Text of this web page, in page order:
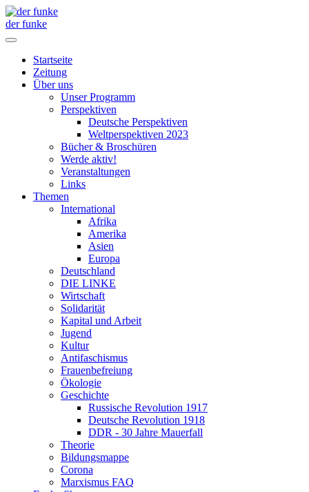
der funke
Startseite
Zeitung
Über uns
Unser Programm
Perspektiven
Deutsche Perspektiven
Weltperspektiven 2023
Bücher & Broschüren
Werde aktiv!
Veranstaltungen
Links
Themen
International
Afrika
Amerika
Asien
Europa
Deutschland
DIE LINKE
Wirtschaft
Solidarität
Kapital und Arbeit
Jugend
Kultur
Antifaschismus
Frauenbefreiung
Ökologie
Geschichte
Russische Revolution 1917
Deutsche Revolution 1918
DDR - 30 Jahre Mauerfall
Theorie
Bildungsmappe
Corona
Marxismus FAQ